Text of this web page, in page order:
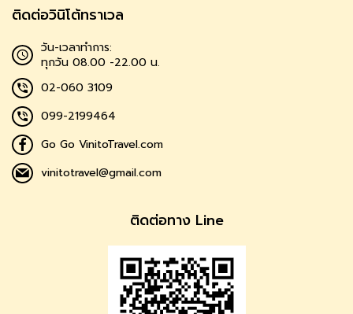
ติดต่อวินิโต้ทราเวล
วัน-เวลาทำการ:
ทุกวัน 08.00 -22.00 น.
02-060 3109
099-2199464
Go Go VinitoTravel.com
vinitotravel@gmail.com
ติดต่อทาง Line